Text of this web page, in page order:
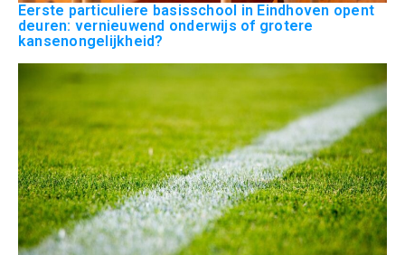
Eerste particuliere basisschool in Eindhoven opent
deuren: vernieuwend onderwijs of grotere
kansenongelijkheid?